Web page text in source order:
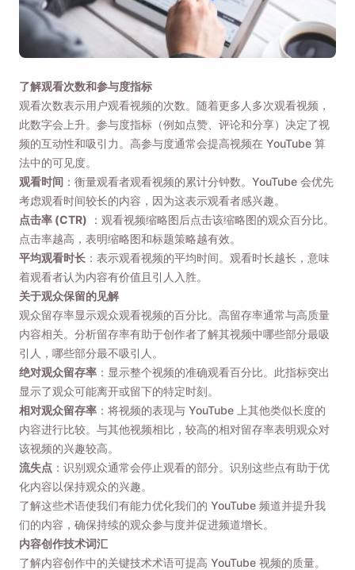
了解观看次数和参与度指标
观看次数表示用户观看视频的次数。随着更多人多次观看视频，
此数字会上升。参与度指标（例如点赞、评论和分享）决定了视
频的互动性和吸引力。高参与度通常会提高视频在 YouTube 算
法中的可见度。
观看时间 ：衡量观看者观看视频的累计分钟数。YouTube 会优先
考虑观看时间较长的内容，因为这表示观看者感兴趣。
点击率 (CTR) ：观看视频缩略图后点击该缩略图的观众百分比。
点击率越高，表明缩略图和标题策略越有效。
平均观看时长 ：表示观看视频的平均时间。观看时长越长，意味
着观看者认为内容有价值且引人入胜。
关于观众保留的见解
观众留存率显示观众观看视频的百分比。高留存率通常与高质量
内容相关。分析留存率有助于创作者了解其视频中哪些部分最吸
引人，哪些部分最不吸引人。
绝对观众留存率 ：显示整个视频的准确观看百分比。此指标突出
显示了观众可能离开或留下的特定时刻。
相对观众留存率 ：将视频的表现与 YouTube 上其他类似长度的
内容进行比较。与其他视频相比，较高的相对留存率表明观众对
该视频的兴趣较高。
流失点 ：识别观众通常会停止观看的部分。识别这些点有助于优
化内容以保持观众的兴趣。
了解这些术语使我们有能力优化我们的 YouTube 频道并提升我
们的内容，确保持续的观众参与度并促进频道增长。
内容创作技术词汇
了解内容创作中的关键技术术语可提高 YouTube 视频的质量。